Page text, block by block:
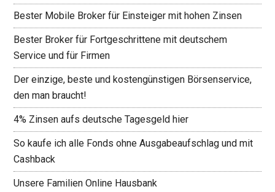
Bester Mobile Broker für Einsteiger mit hohen Zinsen
Bester Broker für Fortgeschrittene mit deutschem
Service und für Firmen
Der einzige, beste und kostengünstigen Börsenservice,
den man braucht!
4% Zinsen aufs deutsche Tagesgeld hier
So kaufe ich alle Fonds ohne Ausgabeaufschlag und mit
Cashback
Unsere Familien Online Hausbank